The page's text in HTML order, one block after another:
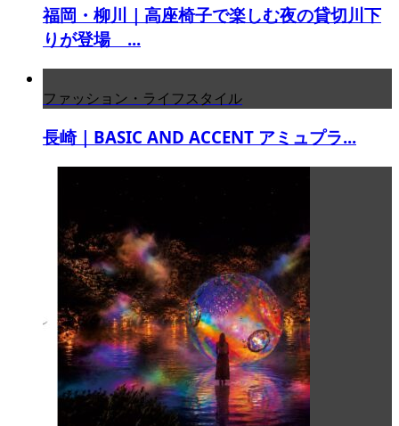
福岡・柳川｜高座椅子で楽しむ夜の貸切川下
りが登場 ...
ファッション・ライフスタイル
長崎｜BASIC AND ACCENT アミュプラ...